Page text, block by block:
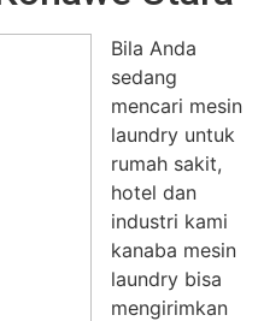
Bila Anda
sedang
mencari mesin
laundry untuk
rumah sakit,
hotel dan
industri kami
kanaba mesin
laundry bisa
mengirimkan